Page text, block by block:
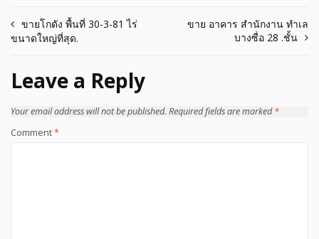
Post
navigation
ขายโกดัง พื้นที่ 30-3-81 ไร่
ขนาดใหญ่ที่สุด.
ขาย อาคาร สำนักงาน ทำเล
บางซื่อ 28 .ชั้น
Leave a Reply
Your email address will not be published. Required fields are marked*
Comment*